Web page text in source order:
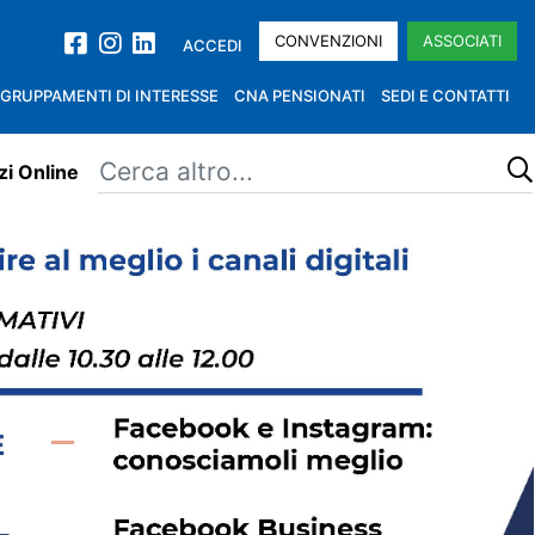
ACCEDI CONVENZIONI ASSOCIATI
DI INTERESSE CNA PENSIONATI SEDI E CONTATTI
Online